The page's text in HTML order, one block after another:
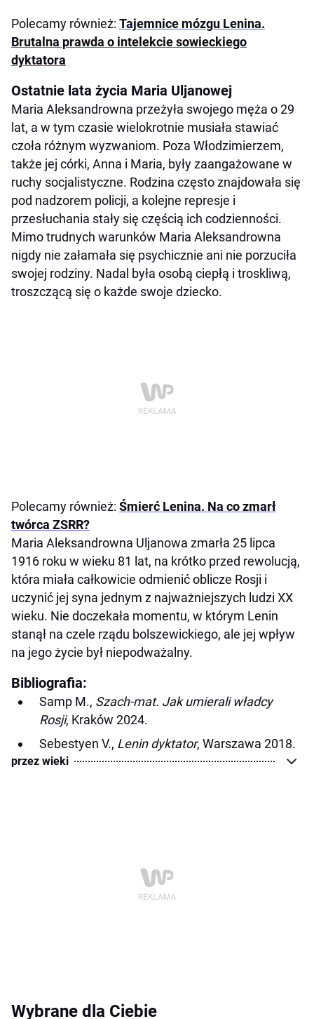
Polecamy również: Tajemnice mózgu Lenina.
Brutalna prawda o intelekcie sowieckiego
dyktatora
Ostatnie lata życia Maria Uljanowej
Maria Aleksandrowna przeżyła swojego męża o 29
lat, a w tym czasie wielokrotnie musiała stawiać
czoła różnym wyzwaniom. Poza Włodzimierzem,
także jej córki, Anna i Maria, były zaangażowane w
ruchy socjalistyczne. Rodzina często znajdowała się
pod nadzorem policji, a kolejne represje i
przesłuchania stały się częścią ich codzienności.
Mimo trudnych warunków Maria Aleksandrowna
nigdy nie załamała się psychicznie ani nie porzuciła
swojej rodziny. Nadal była osobą ciepłą i troskliwą,
troszczącą się o każde swoje dziecko.
Polecamy również: Śmierć Lenina. Na co zmarł
twórca ZSRR?
Maria Aleksandrowna Uljanowa zmarła 25 lipca
1916 roku w wieku 81 lat, na krótko przed rewolucją,
która miała całkowicie odmienić oblicze Rosji i
uczynić jej syna jednym z najważniejszych ludzi XX
wieku. Nie doczekała momentu, w którym Lenin
stanął na czele rządu bolszewickiego, ale jej wpływ
na jego życie był niepodważalny.
Bibliografia:
Samp M., Szach-mat. Jak umierali władcy
Rosji, Kraków 2024.
Sebestyen V., Lenin dyktator, Warszawa 2018.
przez wieki
Wybrane dla Ciebie